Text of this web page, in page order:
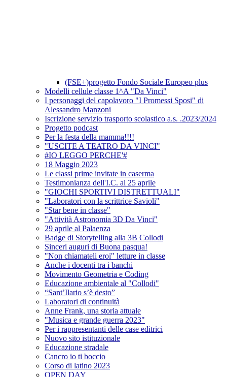
(FSE+)progetto Fondo Sociale Europeo plus
Modelli cellule classe 1^A "Da Vinci"
I personaggi del capolavoro "I Promessi Sposi" di
Alessandro Manzoni
Iscrizione servizio trasporto scolastico a.s. .2023/2024
Progetto podcast
Per la festa della mamma!!!!
"USCITE A TEATRO DA VINCI"
#IO LEGGO PERCHE'#
18 Maggio 2023
Le classi prime invitate in caserma
Testimonianza dell'I.C. al 25 aprile
"GIOCHI SPORTIVI DISTRETTUALI"
"Laboratori con la scrittrice Savioli"
"Star bene in classe"
"Attività Astronomia 3D Da Vinci"
29 aprile al Palaenza
Badge di Storytelling alla 3B Collodi
Sinceri auguri di Buona pasqua!
"Non chiamateli eroi" letture in classe
Anche i docenti tra i banchi
Movimento Geometria e Coding
Educazione ambientale al "Collodi"
“Sant’Ilario s’è desto”
Laboratori di continuità
Anne Frank, una storia attuale
"Musica e grande guerra 2023"
Per i rappresentanti delle case editrici
Nuovo sito istituzionale
Educazione stradale
Cancro io ti boccio
Corso di latino 2023
OPEN DAY